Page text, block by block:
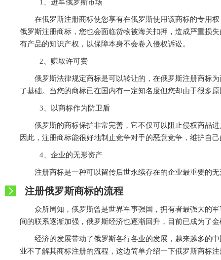
1、进军俄罗斯市场
在俄罗斯注册商标使您享有在俄罗斯使用该商标的专用
俄罗斯注册商标，您也会面临货物被海关扣押，造成严重损
有产品的知识产权，以保障本身不会卷入侵权诉讼。
2、赚取许可费
俄罗斯法律规定商标是可以转让的，在俄罗斯注册商标
了基础。当您的商标已在国内有一定知名度但您却由于很多
3、以商标作为防卫盾
俄罗斯的商标保护非常完善，它不仅可以阻止侵权商品
因此，注册商标能很好地制止竞争对手的恶意竞争，维护自
4、企业的无形资产
注册商标是一种可以留传后世永续存在的企业最重要的
注册俄罗斯商标的流程
众所周知，俄罗斯曾是世界军事强国，拥有者最强大的
间的联系逐渐加强，俄罗斯经济也逐渐回升，目前已成为了
经济的发展带动了俄罗斯各行各业的发展，越来越多的
业不了解其商标注册的流程，这边简单介绍一下俄罗斯商标